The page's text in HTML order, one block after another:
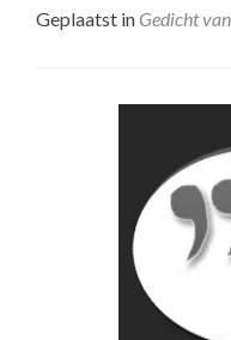
Geplaatst in Gedicht